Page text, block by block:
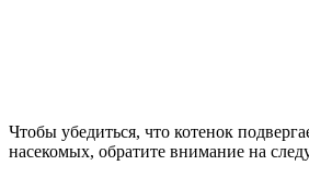
Чтобы убедиться, что котенок
насекомых, обратите внимание на